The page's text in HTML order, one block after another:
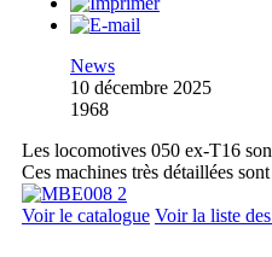
News
10 décembre 2025
1968
Les locomotives 050 ex-T16
Ces machines très détaillées
Voir le catalogue Voir la liste